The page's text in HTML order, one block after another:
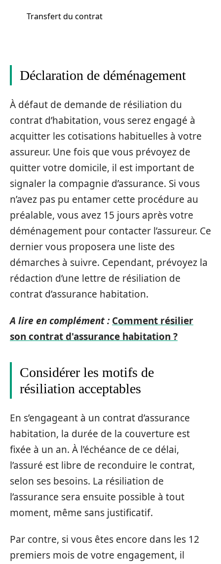
Transfert du contrat
Déclaration de déménagement
À défaut de demande de résiliation du
contrat d’habitation, vous serez engagé à
acquitter les cotisations habituelles à votre
assureur. Une fois que vous prévoyez de
quitter votre domicile, il est important de
signaler la compagnie d’assurance. Si vous
n’avez pas pu entamer cette procédure au
préalable, vous avez 15 jours après votre
déménagement pour contacter l’assureur. Ce
dernier vous proposera une liste des
démarches à suivre. Cependant, prévoyez la
rédaction d’une lettre de résiliation de
contrat d’assurance habitation.
A lire en complément : Comment résilier
son contrat d'assurance habitation ?
Considérer les motifs de
résiliation acceptables
En s’engageant à un contrat d’assurance
habitation, la durée de la couverture est
fixée à un an. À l’échéance de ce délai,
l’assuré est libre de reconduire le contrat,
selon ses besoins. La résiliation de
l’assurance sera ensuite possible à tout
moment, même sans justificatif.
Par contre, si vous êtes encore dans les 12
premiers mois de votre engagement, il